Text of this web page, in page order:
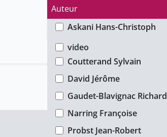
Auteur
Askani Hans-Christoph
Burkhard Pierre
Coutterand Sylvain
David Jérôme
Gaudet-Blavignac Richard
Narring Françoise
Probst Jean-Robert
Type de média
video